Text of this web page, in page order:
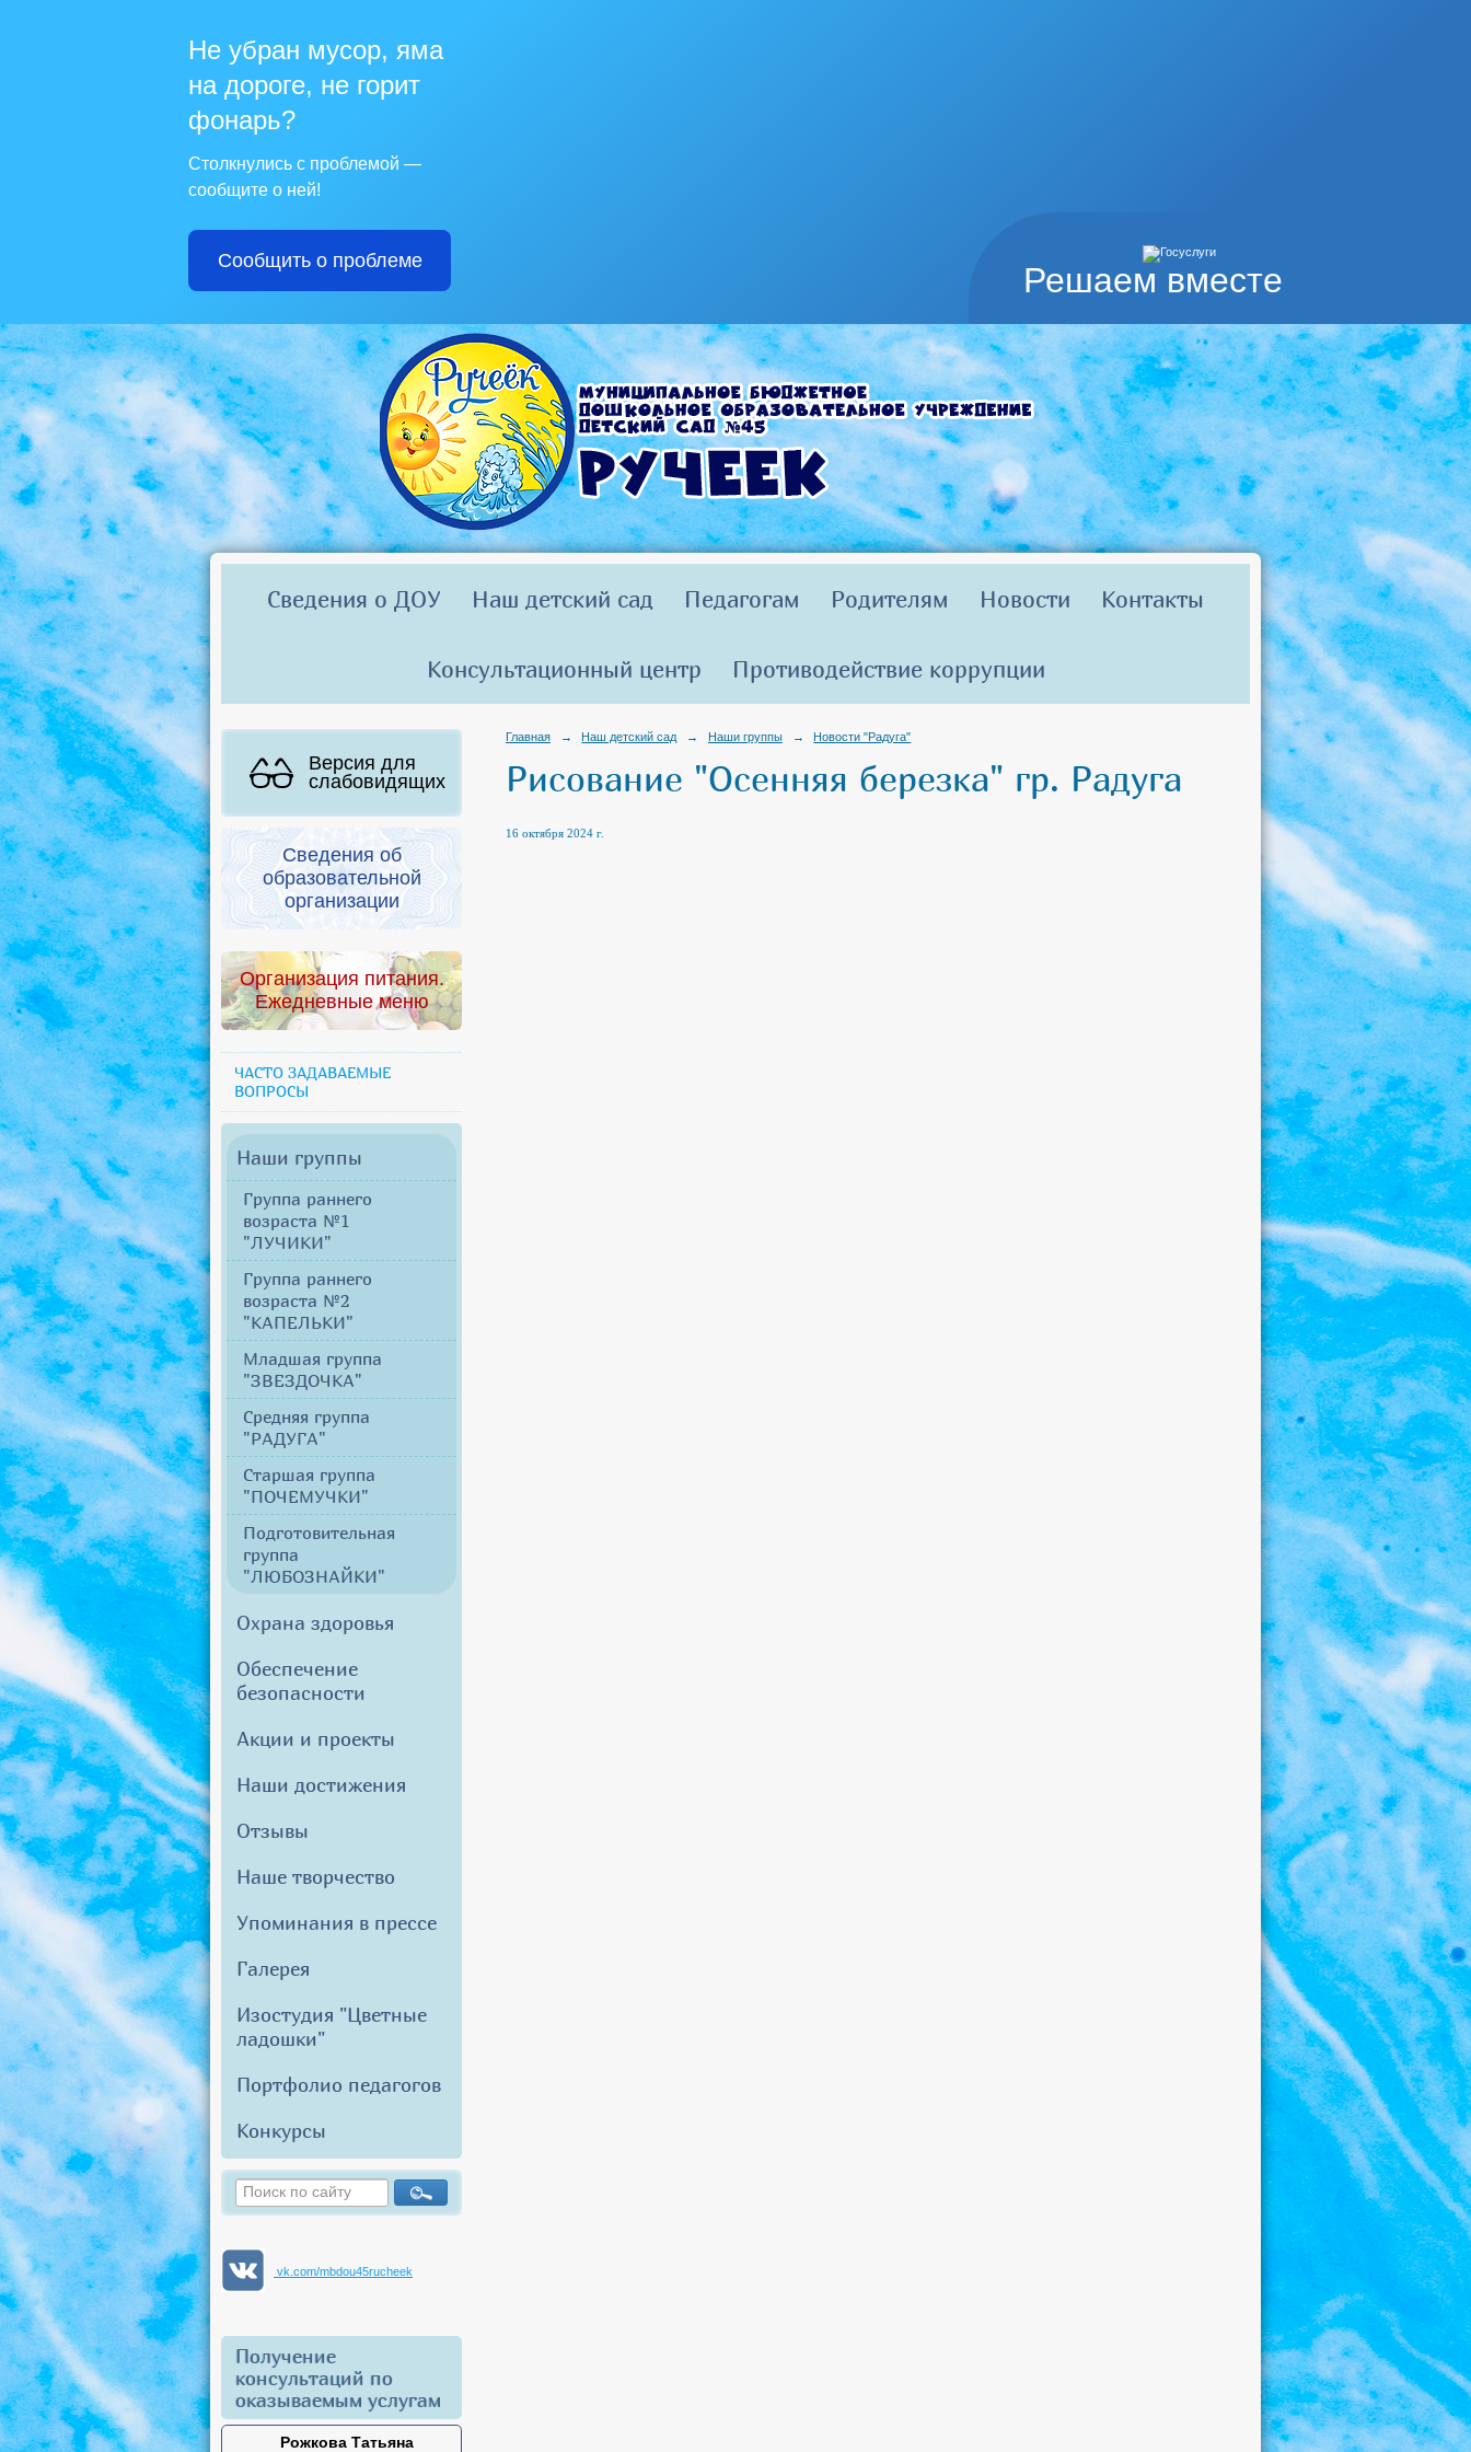
Решаем вместе
Не убран мусор, яма
на дороге, не горит
фонарь?
Столкнулись с проблемой —
сообщите о ней!
Сообщить о проблеме
Сведения о ДОУ Наш детский сад Педагогам Родителям Новости Контакты
Консультационный центр Противодействие коррупции
Версия для
слабовидящих
Сведения об
образовательной
организации
Организация питания.
Ежедневные меню
ЧАСТО ЗАДАВАЕМЫЕ
ВОПРОСЫ
Наши группы
Группа раннего
возраста №1
"ЛУЧИКИ"
Группа раннего
возраста №2
"КАПЕЛЬКИ"
Младшая группа
"ЗВЕЗДОЧКА"
Средняя группа
"РАДУГА"
Старшая группа
"ПОЧЕМУЧКИ"
Подготовительная
группа
"ЛЮБОЗНАЙКИ"
Охрана здоровья
Обеспечение
безопасности
Акции и проекты
Наши достижения
Отзывы
Наше творчество
Упоминания в прессе
Галерея
Изостудия "Цветные
ладошки"
Портфолио педагогов
Конкурсы
vk.com/mbdou45rucheek
Получение
консультаций по
оказываемым услугам
Рожкова Татьяна
Главная → Наш детский сад → Наши группы → Новости "Радуга"
Рисование "Осенняя березка" гр. Радуга
16 октября 2024 г.